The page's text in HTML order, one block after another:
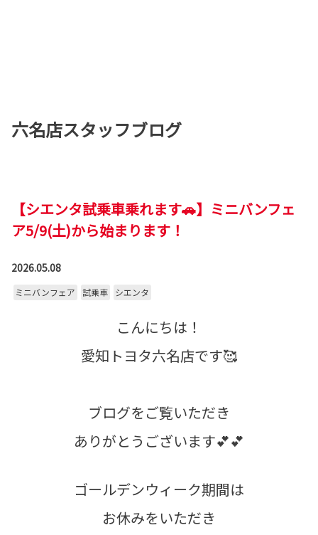
六名店スタッフブログ
【シエンタ試乗車乗れます🚗】ミニバンフェ
ア5/9(土)から始まります！
2026.05.08
ミニバンフェア 試乗車 シエンタ
こんにちは！
愛知トヨタ六名店です🥰
ブログをご覧いただき
ありがとうございます💕💕
ゴールデンウィーク期間は
お休みをいただき